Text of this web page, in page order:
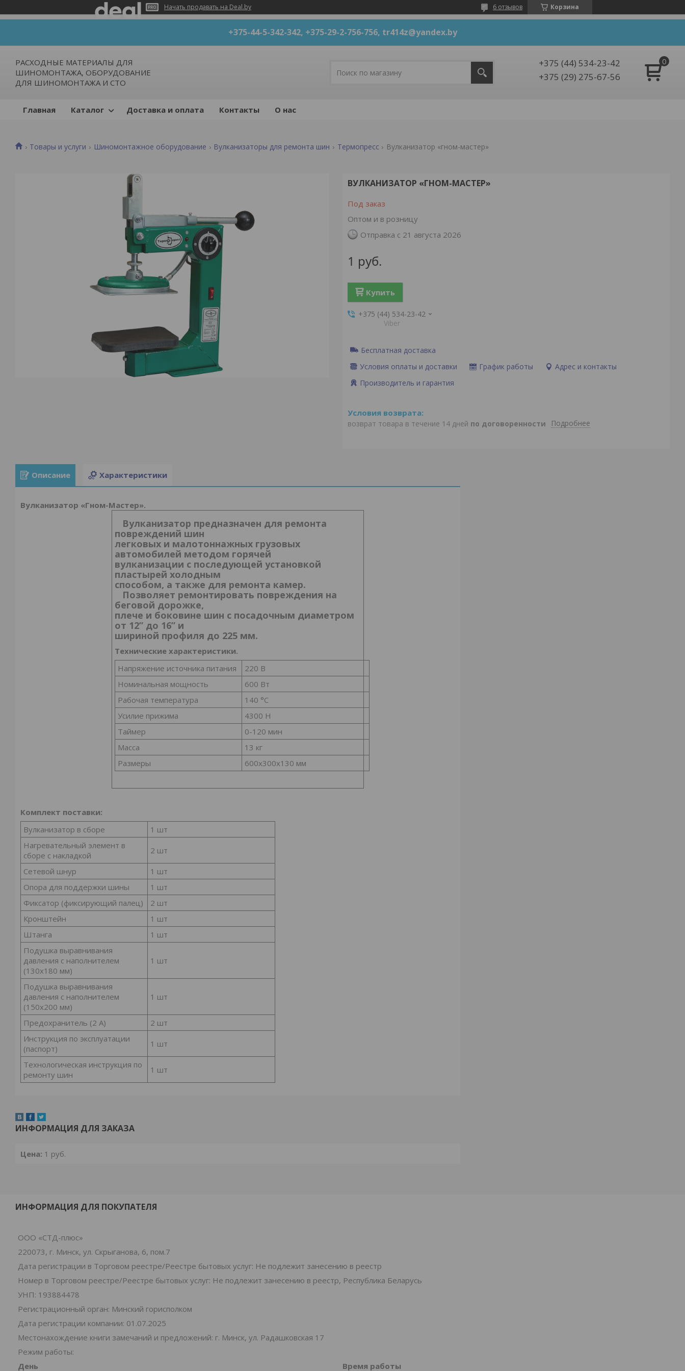
Начать продавать на Deal.by Корзина
6 отзывов
+375-44-5-342-342, +375-29-2-756-756, tr414z@yandex.by
РАСХОДНЫЕ МАТЕРИАЛЫ ДЛЯ
ШИНОМОНТАЖА, ОБОРУДОВАНИЕ
ДЛЯ ШИНОМОНТАЖА И СТО
+375 (44) 534-23-42
+375 (29) 275-67-56
Главная Каталог Доставка и оплата Контакты О нас
Товары и услуги Шиномонтажное оборудование Вулканизаторы для ремонта шин Термопресс Вулканизатор «гном-мастер»
ВУЛКАНИЗАТОР «ГНОМ-МАСТЕР»
Под заказ
Оптом и в розницу
Отправка с 21 августа 2026
1 руб.
Купить
+375 (44) 534-23-42
Viber
Бесплатная доставка
Условия оплаты и доставки
График работы
Адрес и контакты
Производитель и гарантия
возврат товара в течение 14 дней по договоренности Подробнее
Описание Характеристики
Вулканизатор «Гном-Мастер».
Вулканизатор предназначен для ремонта
повреждений шин
легковых и малотоннажных грузовых
автомобилей методом горячей
вулканизации с последующей установкой
пластырей холодным
способом, а также для ремонта камер.
Позволяет ремонтировать повреждения на
беговой дорожке,
плече и боковине шин с посадочным диаметром
от 12” до 16” и
шириной профиля до 225 мм.
Технические характеристики.
Напряжение источника питания
220 В
Номинальная мощность
600 Вт
Рабочая температура
140 °C
Усилие прижима
4300 Н
Таймер
0-120 мин
Масса
13 кг
Размеры
600х300х130 мм
Комплект поставки:
Вулканизатор в сборе
1 шт
Нагревательный элемент в
сборе с накладкой
2 шт
Сетевой шнур
1 шт
Опора для поддержки шины
1 шт
Фиксатор (фиксирующий палец)
2 шт
Кронштейн
1 шт
Штанга
1 шт
Подушка выравнивания
давления с наполнителем
(130х180 мм)
1 шт
Подушка выравнивания
давления с наполнителем
(150х200 мм)
1 шт
Предохранитель (2 А)
2 шт
Инструкция по эксплуатации
(паспорт)
1 шт
Технологическая инструкция по
ремонту шин
1 шт
ИНФОРМАЦИЯ ДЛЯ ЗАКАЗА
Цена: 1 руб.
ИНФОРМАЦИЯ ДЛЯ ПОКУПАТЕЛЯ
ООО «СТД-плюс»
220073, г. Минск, ул. Скрыганова, 6, пом.7
Дата регистрации в Торговом реестре/Реестре бытовых услуг: Не подлежит занесению в реестр
Номер в Торговом реестре/Реестре бытовых услуг: Не подлежит занесению в реестр, Республика Беларусь
УНП: 193884478
Регистрационный орган: Минский горисполком
Дата регистрации компании: 01.07.2025
Местонахождение книги замечаний и предложений: г. Минск, ул. Радашковская 17
Режим работы:
День
Время работы